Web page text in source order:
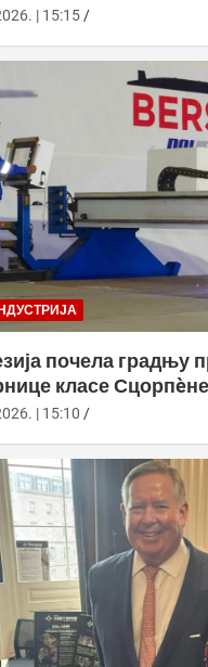
| 15:15
почела градњу
класе
| 15:10